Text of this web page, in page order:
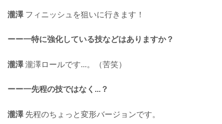
瀧澤フィニッシュを狙いに行きます！
ーー一特に強化している技などはありますか？
瀧澤瀧澤ロールです...。（苦笑）
ーー一先程の技ではなく...？
瀧澤先程のちょっと変形バージョンです。